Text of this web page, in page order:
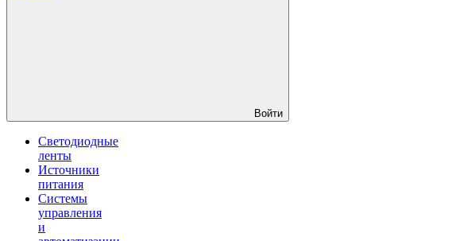
Войти
Светодиодные
ленты
Источники
питания
Системы
управления
и